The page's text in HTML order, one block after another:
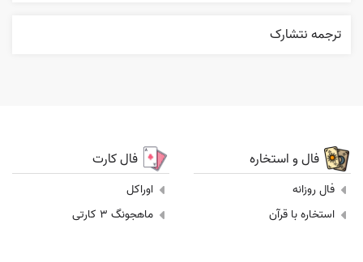
ترجمه نتشارک
فال و استخاره
فال روزانه
استخاره با قرآن
فال کارت
اوراکل
ماهجونگ 3 کارتی